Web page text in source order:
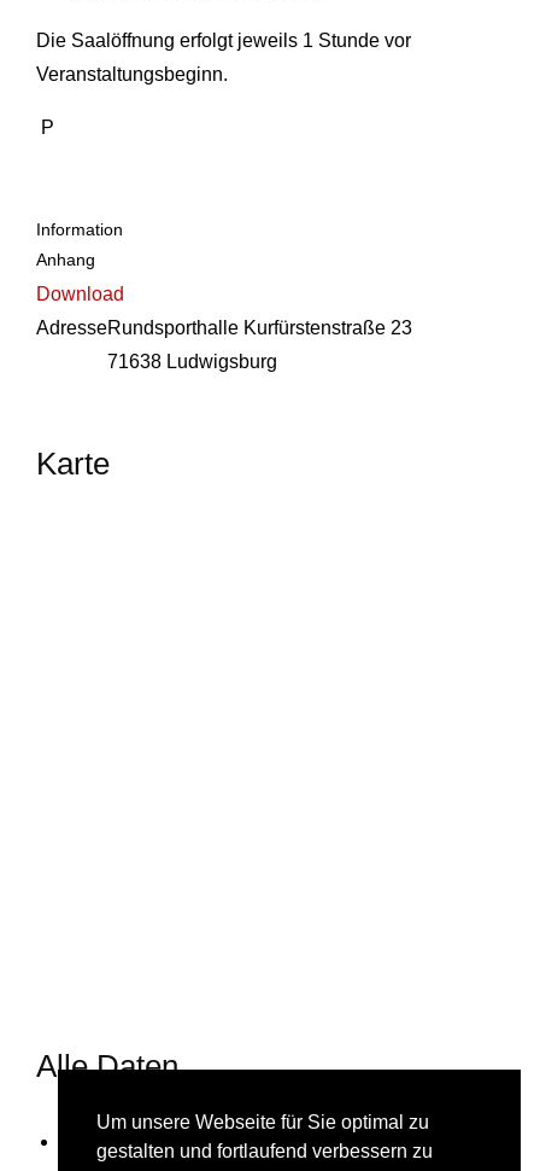
Um unsere Webseite für Sie optimal zu
gestalten und fortlaufend verbessern zu
Die Saalöffnung erfolgt jeweils 1 Stunde vor
Veranstaltungsbeginn.
P
Information
Anhang
Download
AdresseRundsporthalle Kurfürstenstraße 23
71638 Ludwigsburg
Karte
Alle Daten
24. Juli 2021 bis 25. Juli 2021